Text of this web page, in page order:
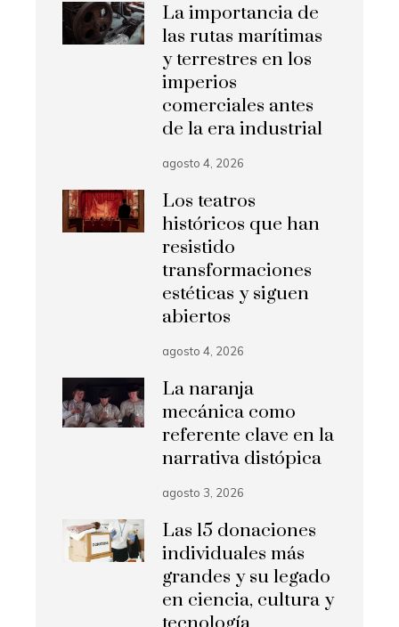
La importancia de
las rutas marítimas
y terrestres en los
imperios
comerciales antes
de la era industrial
agosto 4, 2026
Los teatros
históricos que han
resistido
transformaciones
estéticas y siguen
abiertos
agosto 4, 2026
La naranja
mecánica como
referente clave en la
narrativa distópica
agosto 3, 2026
Las 15 donaciones
individuales más
grandes y su legado
en ciencia, cultura y